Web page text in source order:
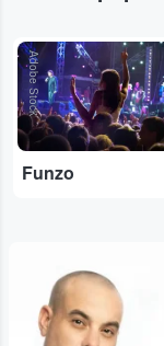
Adobe Stock
Funzo